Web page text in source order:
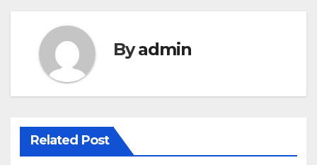
Byadmin
Related Post